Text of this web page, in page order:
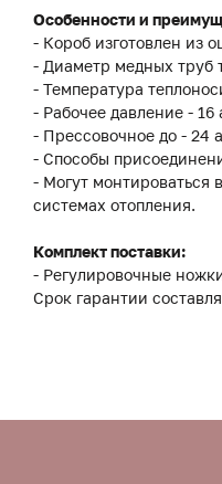
Особенности и
- Короб изготовлен из
- Диаметр медных труб
- Температура
- Рабочее давление - 16
- Прессовочное до - 24
- Способы
- Могут монтироваться
системах отопления.
Комплект поставки:
- Регулировочные
Срок гарантии